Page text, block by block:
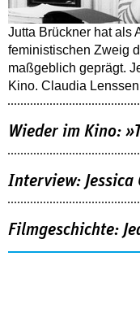
Jutta Brückner hat als
feministischen Zweig
maßgeblich geprägt.
Kino. Claudia
Wieder im Kino:
Interview: Jessica
Filmgeschichte: